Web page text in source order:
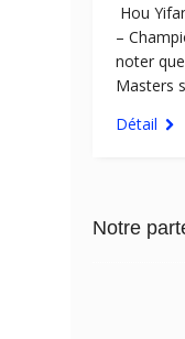
Hou
–
noter
Masters
Détail
Notre